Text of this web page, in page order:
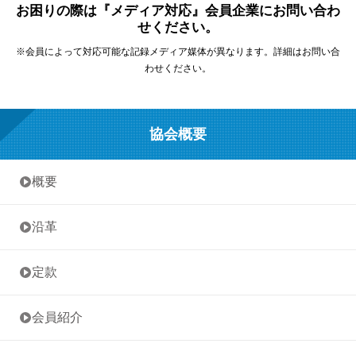
お困りの際は『メディア対応』会員企業にお問い合わ
せください。
※会員によって対応可能な記録メディア媒体が異なります。詳細はお問い合
わせください。
協会概要
• 概要
• 沿革
• 定款
• 会員紹介